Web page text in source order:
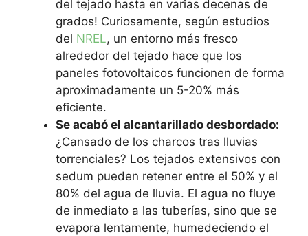
del tejado hasta en varias decenas de
grados! Curiosamente, según estudios
del NREL, un entorno más fresco
alrededor del tejado hace que los
paneles fotovoltaicos funcionen de forma
aproximadamente un 5-20% más
eficiente.
Se acabó el alcantarillado desbordado:
¿Cansado de los charcos tras lluvias
torrenciales? Los tejados extensivos con
sedum pueden retener entre el 50% y el
80% del agua de lluvia. El agua no fluye
de inmediato a las tuberías, sino que se
evapora lentamente, humedeciendo el